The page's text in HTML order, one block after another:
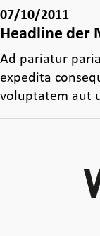
07/10/2011
Headline der
Ad pariatur
expedita
voluptatem aut